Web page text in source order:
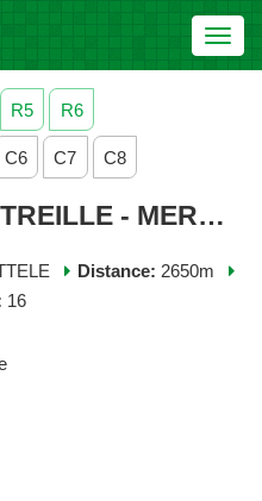
R5 R6
C6 C7 C8
R3C3 - PRIX DE LA TREILLE - MERCREDI 29 OCTOBRE 2025
Distance: 2650m
16